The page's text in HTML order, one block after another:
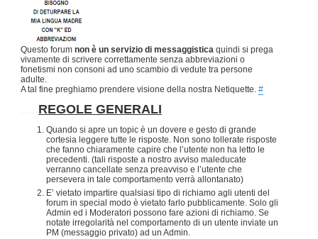
Questo forum non è un servizio di messaggistica quindi si prega
vivamente di scrivere correttamente senza abbreviazioni o
fonetismi non consoni ad uno scambio di vedute tra persone
adulte.
A tal fine preghiamo prendere visione della nostra Netiquette. #
REGOLE GENERALI
Quando si apre un topic è un dovere e gesto di grande
cortesia leggere tutte le risposte. Non sono tollerate risposte
che fanno chiaramente capire che l’utente non ha letto le
precedenti. (tali risposte a nostro avviso maleducate
verranno cancellate senza preavviso e l’utente che
persevera in tale comportamento verrà allontanato)
E’ vietato impartire qualsiasi tipo di richiamo agli utenti del
forum in special modo è vietato farlo pubblicamente. Solo gli
Admin ed i Moderatori possono fare azioni di richiamo. Se
notate irregolarità nel comportamento di un utente inviate un
PM (messaggio privato) ad un Admin.